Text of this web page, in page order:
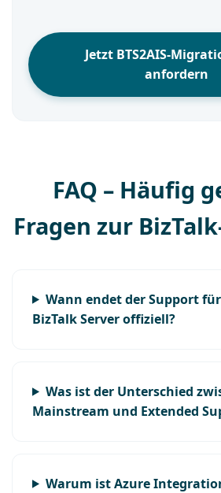
Jetzt BTS2AIS-
anfordern
FAQ – Häufig
Fragen zur
Wann endet der Support
BizTalk Server offiziell?
Was ist der Unterschied
Mainstream und Extended
Warum ist Azure